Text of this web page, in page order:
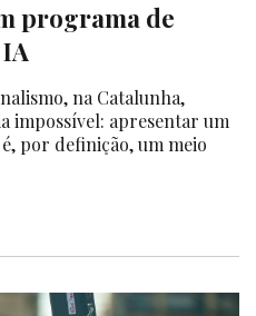
programa de
na Catalunha,
impossível: apresentar um
por definição, um meio